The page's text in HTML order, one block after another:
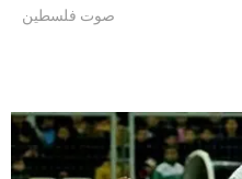
صوت فلسطين